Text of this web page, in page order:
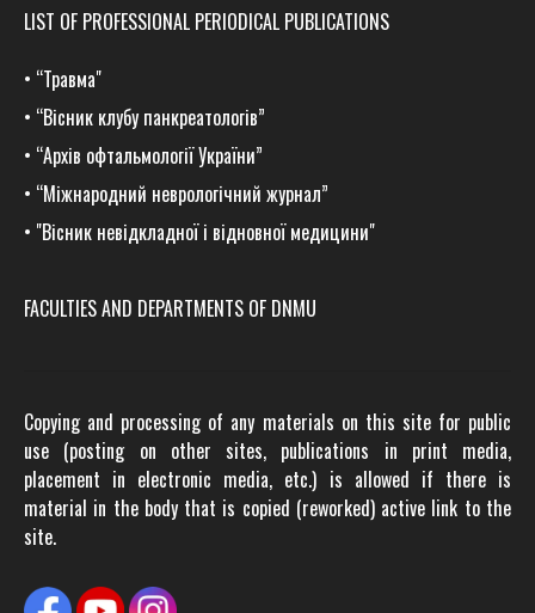
LIST OF PROFESSIONAL PERIODICAL PUBLICATIONS
• “Травма"
• “Вісник клубу панкреатологів”
• “Архів офтальмології України”
• “Міжнародний неврологічний журнал”
• "Вісник невідкладної і відновної медицини"
FACULTIES AND DEPARTMENTS OF DNMU
Copying and processing of any materials on this site for public
use (posting on other sites, publications in print media,
placement in electronic media, etc.) is allowed if there is
material in the body that is copied (reworked) active link to the
site.